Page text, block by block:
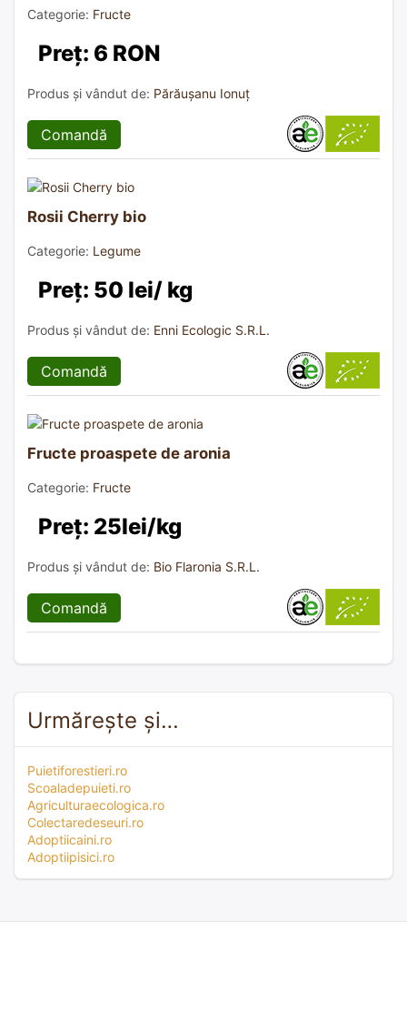
Categorie: Fructe
Preț: 6 RON
Produs și vândut de: Părăușanu Ionuț
Comandă
Rosii Cherry bio
Categorie: Legume
Preț: 50 lei/ kg
Produs și vândut de: Enni Ecologic S.R.L.
Comandă
Fructe proaspete de aronia
Categorie: Fructe
Preț: 25lei/kg
Produs și vândut de: Bio Flaronia S.R.L.
Comandă
Urmărește și…
Puietiforestieri.ro
Scoaladepuieti.ro
Agriculturaecologica.ro
Colectaredeseuri.ro
Adoptiicaini.ro
Adoptiipisici.ro